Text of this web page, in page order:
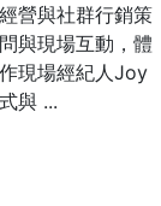
營與社群行銷策
與現場互動，體
現場經紀人Joy
與 ...